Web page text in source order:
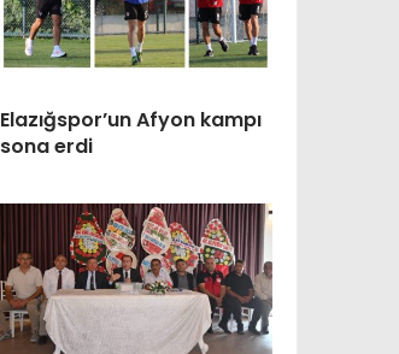
Elazığspor’un Afyon kampı
sona erdi